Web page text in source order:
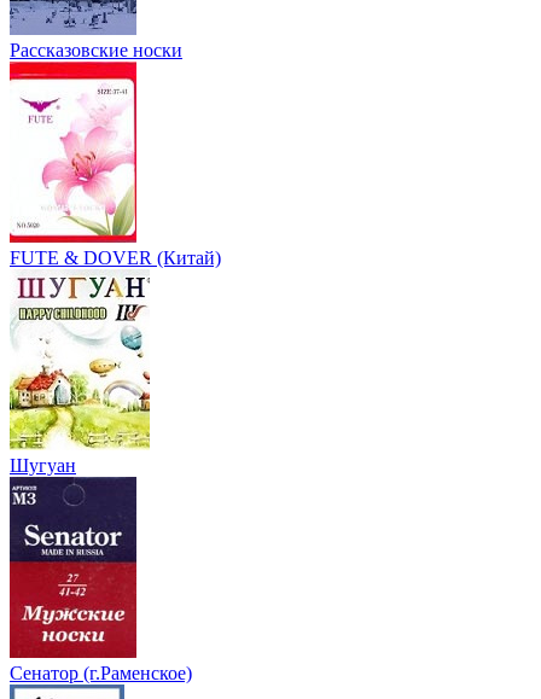
Рассказовские носки
FUTE & DOVER (Китай)
Шугуан
Сенатор (г.Раменское)